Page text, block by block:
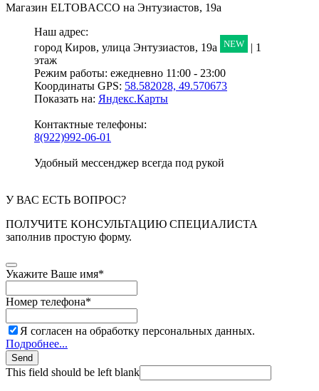
Магазин ELTOBACCO на Энтузиастов, 19а
Наш адрес:
город Киров, улица Энтузиастов, 19а NEW
| 1
этаж
Режим работы: ежедневно 11:00 - 23:00
Координаты GPS: 58.582028, 49.570673
Показать на: Яндекс.Карты
Контактные телефоны:
8(922)992-06-01
Удобный мессенджер всегда под рукой
У ВАС ЕСТЬ ВОПРОС?
ПОЛУЧИТЕ КОНСУЛЬТАЦИЮ СПЕЦИАЛИСТА
заполнив простую форму.
Укажите Ваше имя*
Номер телефона*
Я согласен на обработку персональных данных.
Подробнее...
Send
This field should be left blank